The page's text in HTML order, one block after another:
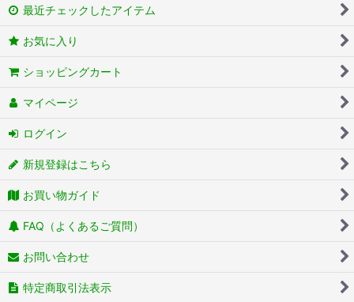
最近チェックしたアイテム
お気に入り
ショッピングカート
マイページ
ログイン
新規登録はこちら
お買い物ガイド
FAQ（よくあるご質問）
お問い合わせ
特定商取引法表示